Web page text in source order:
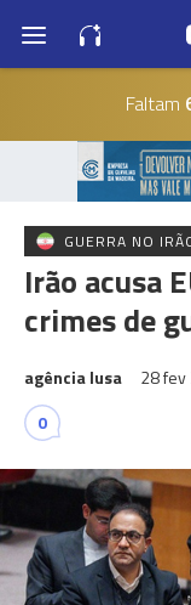
Faltam
GUERRA NO
Irão acusa
crimes de
agência lusa 28
0